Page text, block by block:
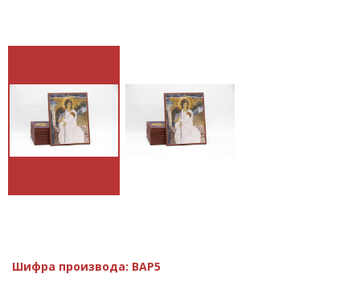
Шифра производа: BAP5